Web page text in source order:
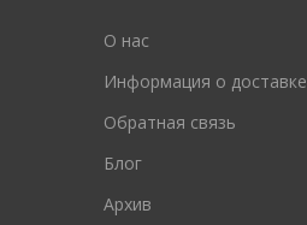
O нас
Информация о доставке
Обратная связь
Блог
Архив